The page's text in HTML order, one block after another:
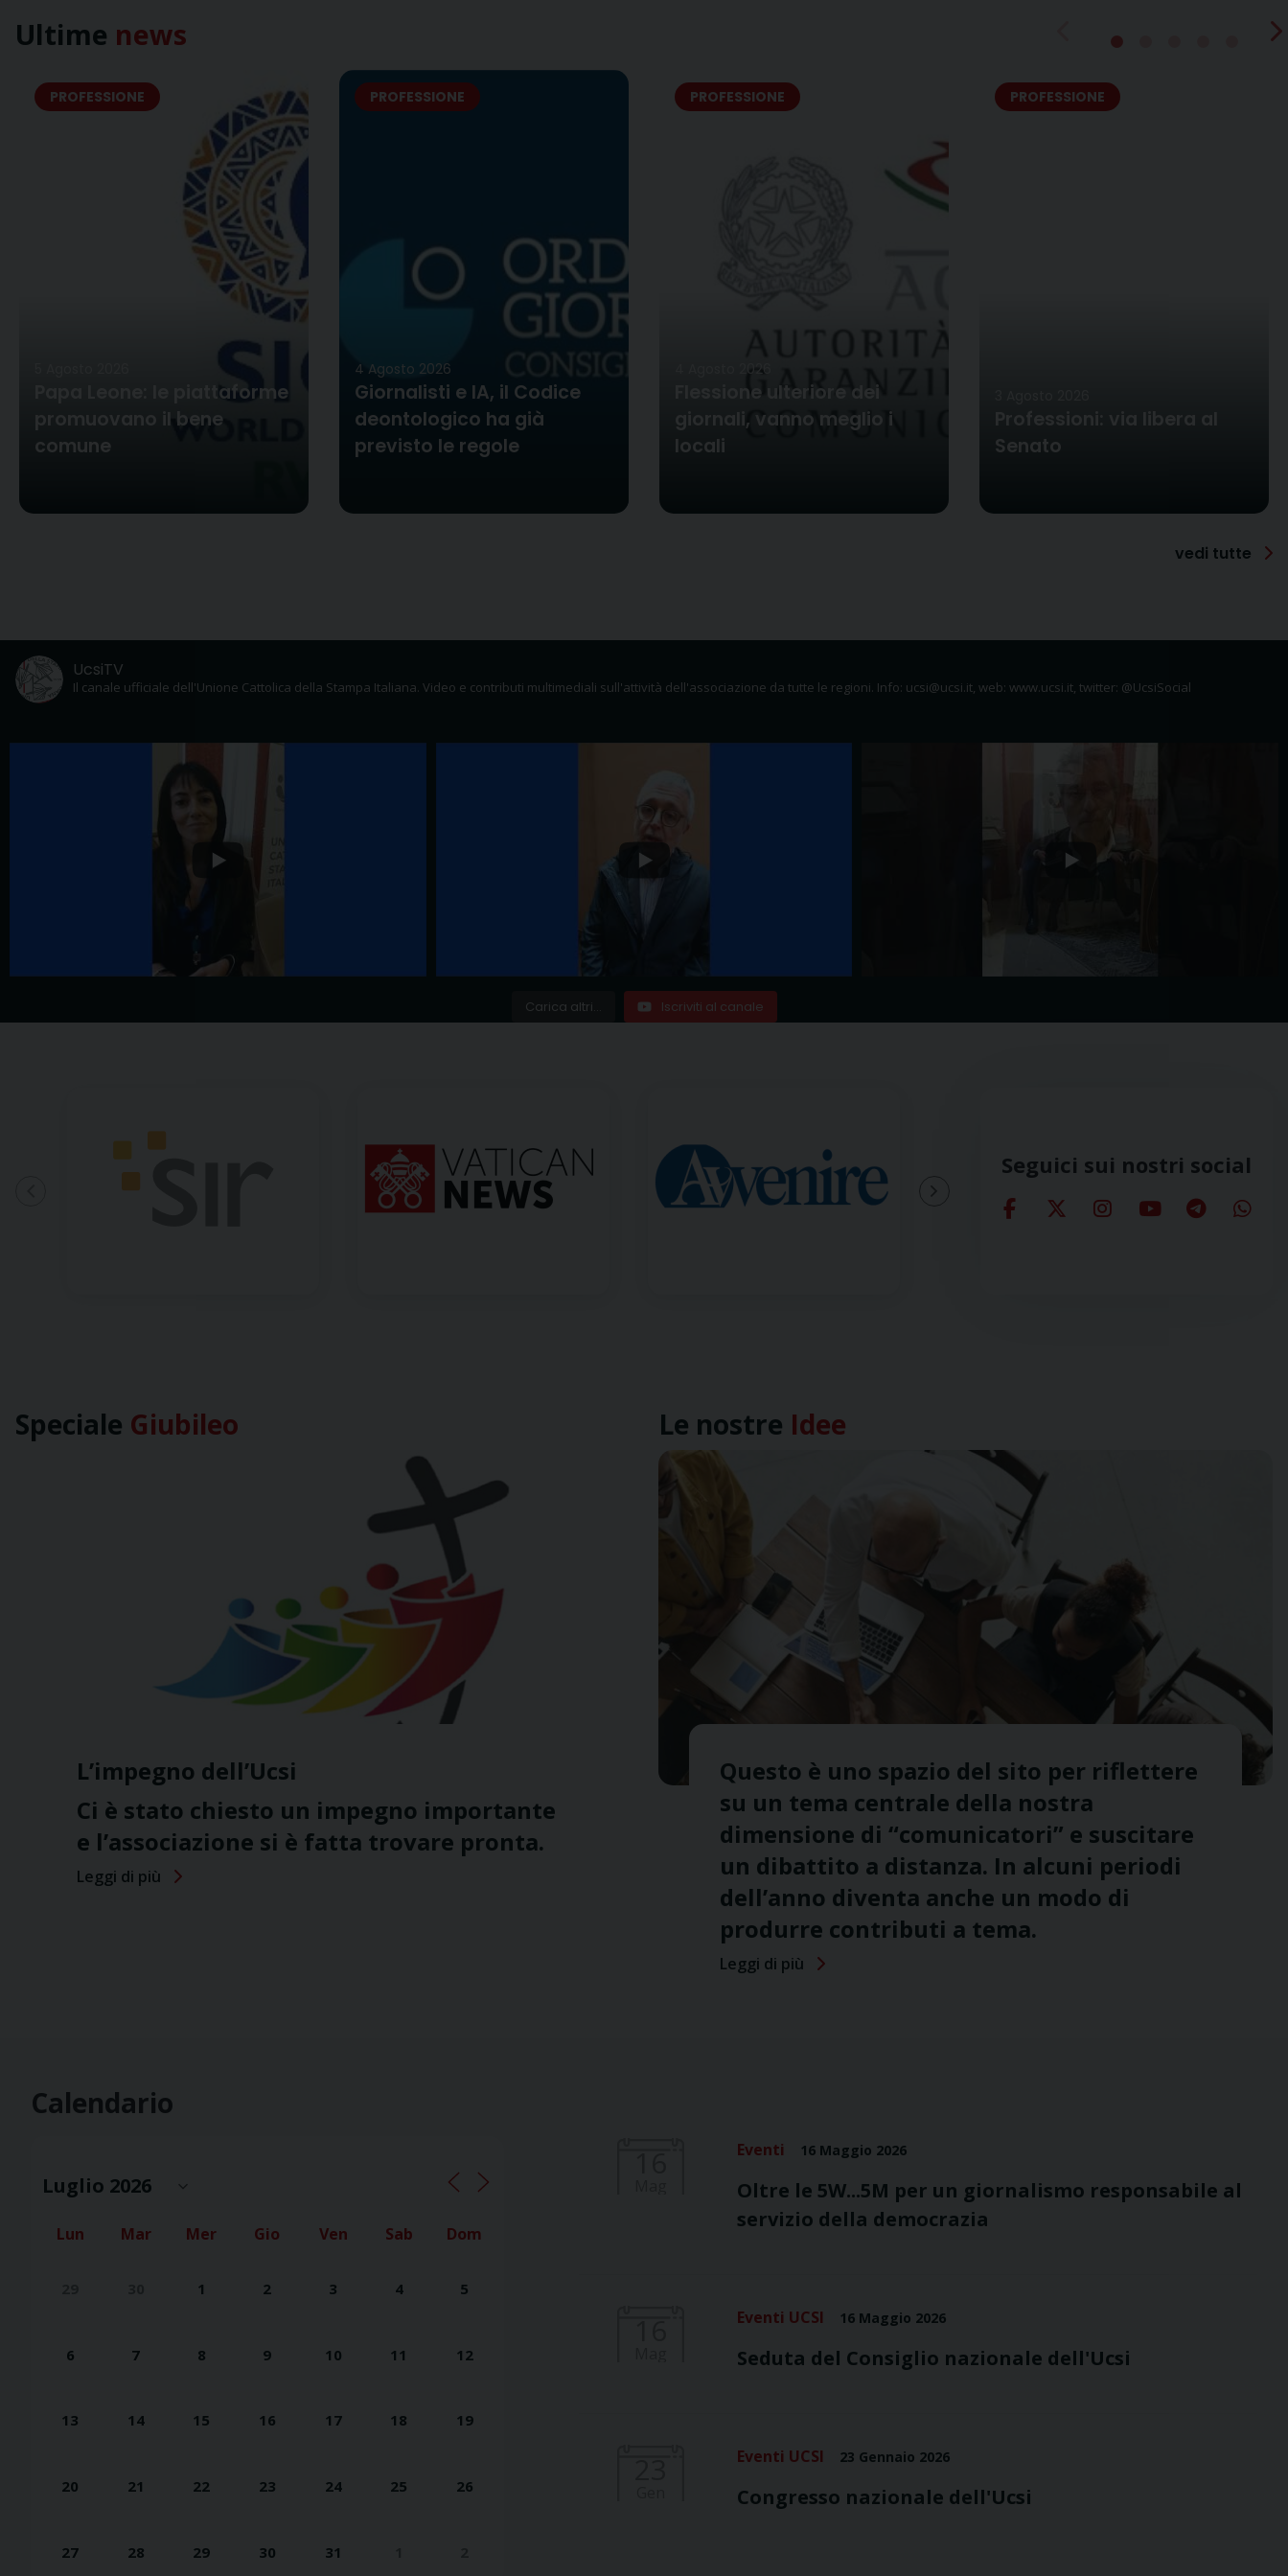
Ultime news
PROFESSIONE
Papa Leone: le piattaforme
promuovano il bene
comune
PROFESSIONE
4 Agosto 2026
Giornalisti e IA, il Codice
deontologico ha già
previsto le regole
PROFESSIONE
4 Agosto 2026
Flessione ulteriore dei
giornali, vanno meglio i
locali
PROFESSIONE
Senato
vedi tutte
UcsiTV
Il canale ufficiale dell'Unione Cattolica della Stampa Italiana. Video e contributi multimediali sull'attività dell'associazione da tutte le regioni. Info: ucsi@ucsi.it, web: www.ucsi.it, twitter: @UcsiSocial
Carica altri... Iscriviti al canale
Seguici sui nostri social
Speciale Giubileo
L’impegno dell’Ucsi
Ci è stato chiesto un impegno importante
e l’associazione si è fatta trovare pronta.
Leggi di più
Le nostre Idee
Questo è uno spazio del sito per riflettere
su un tema centrale della nostra
dimensione di “comunicatori” e suscitare
un dibattito a distanza. In alcuni periodi
dell’anno diventa anche un modo di
produrre contributi a tema.
Leggi di più
Calendario
Lun Mar Mer Gio Ven Sab Dom
1 2 3 4 5
6 7 8 9 10 11 12
13 14 15 16 17 18 19
20 21 22 23 24 25 26
27 28 29 30 31
Eventi 16 Maggio 2026
Oltre le 5W...5M per un giornalismo responsabile al
servizio della democrazia
Eventi UCSI 16 Maggio 2026
Seduta del Consiglio nazionale dell'Ucsi
Eventi UCSI 23 Gennaio 2026
Congresso nazionale dell'Ucsi